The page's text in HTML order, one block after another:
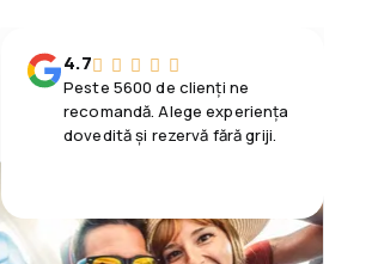
4.7
Peste 5600 de clienți ne
recomandă. Alege experiența
dovedită și rezervă fără griji.